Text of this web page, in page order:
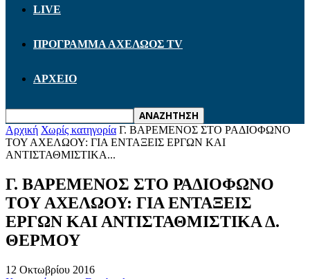
LIVE
ΠΡΟΓΡΑΜΜΑ ΑΧΕΛΩΟΣ TV
ΑΡΧΕΙΟ
Αρχική Χωρίς κατηγορία Γ. ΒΑΡΕΜΕΝΟΣ ΣΤΟ ΡΑΔΙΟΦΩΝΟ
ΤΟΥ ΑΧΕΛΩΟΥ: ΓΙΑ ΕΝΤΑΞΕΙΣ ΕΡΓΩΝ ΚΑΙ
ΑΝΤΙΣΤΑΘΜΙΣΤΙΚΑ...
Γ. ΒΑΡΕΜΕΝΟΣ ΣΤΟ ΡΑΔΙΟΦΩΝΟ
ΤΟΥ ΑΧΕΛΩΟΥ: ΓΙΑ ΕΝΤΑΞΕΙΣ
ΕΡΓΩΝ ΚΑΙ ΑΝΤΙΣΤΑΘΜΙΣΤΙΚΑ Δ.
ΘΕΡΜΟΥ
12 Οκτωβρίου 2016